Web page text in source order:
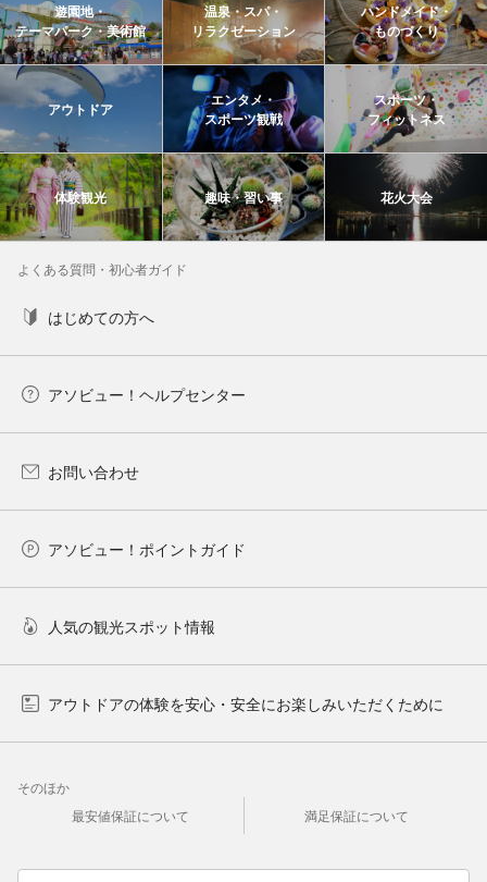
遊園地・
テーマパーク・美術館
温泉・スパ・
リラクゼーション
ハンドメイド・
ものづくり
アウトドア
エンタメ・
スポーツ観戦
スポーツ・
フィットネス
体験観光 趣味・習い事 花火大会
よくある質問・初心者ガイド
はじめての方へ
アソビュー！ヘルプセンター
お問い合わせ
アソビュー！ポイントガイド
人気の観光スポット情報
アウトドアの体験を安心・安全にお楽しみいただくために
そのほか
最安値保証について
満足保証について